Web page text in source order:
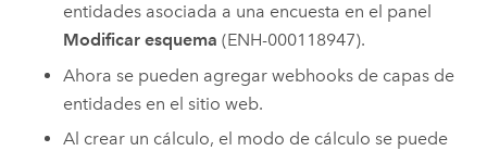
entidades asociada a una encuesta en el panel
Modificar esquema (ENH-000118947).
Ahora se pueden agregar webhooks de capas de
entidades en el sitio web.
Al crear un cálculo, el modo de cálculo se puede